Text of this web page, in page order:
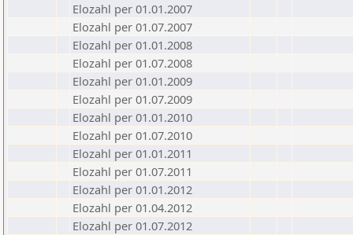
Elozahl per 01.01.2007
Elozahl per 01.07.2007
Elozahl per 01.01.2008
Elozahl per 01.07.2008
Elozahl per 01.01.2009
Elozahl per 01.07.2009
Elozahl per 01.01.2010
Elozahl per 01.07.2010
Elozahl per 01.01.2011
Elozahl per 01.07.2011
Elozahl per 01.01.2012
Elozahl per 01.04.2012
Elozahl per 01.07.2012